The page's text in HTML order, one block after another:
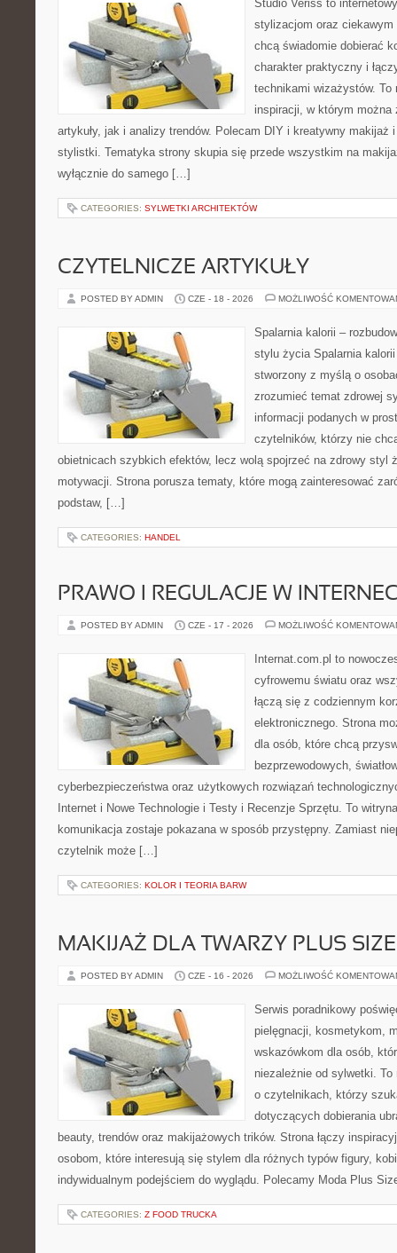
Studio Veriss to
stylizacjom oraz ciekawym
chcą świadomie dobierać
charakter praktyczny i
technikami wizażystów. To
inspiracji, w którym
artykuły, jak i analizy trendów. Polecam DIY i kreatywny makijaż
stylistki. Tematyka strony skupia się przede wszystkim na
wyłącznie do samego […]
CATEGORIES: SYLWETKI ARCHITEKTÓW
CZYTELNICZE ARTYKUŁY
POSTED BY ADMIN CZE - 18 - 2026 MOŻLIWOŚĆ
Spalarnia kalorii –
stylu życia Spalarnia
stworzony z myślą o
zrozumieć temat zdrowej
informacji podanych w
czytelników, którzy nie
obietnicach szybkich efektów, lecz wolą spojrzeć na zdrowy styl
motywacji. Strona porusza tematy, które mogą zainteresować
podstaw, […]
CATEGORIES: HANDEL
PRAWO I REGULACJE W
POSTED BY ADMIN CZE - 17 - 2026 MOŻLIWOŚĆ
Internat.com.pl to
cyfrowemu światu oraz
łączą się z codziennym
elektronicznego. Strona
dla osób, które chcą
bezprzewodowych,
cyberbezpieczeństwa oraz użytkowych rozwiązań
Internet i Nowe Technologie i Testy i Recenzje Sprzętu. To
komunikacja zostaje pokazana w sposób przystępny. Zamiast
czytelnik może […]
CATEGORIES: KOLOR I TEORIA BARW
MAKIJAŻ DLA TWARZY PLUS SIZE
POSTED BY ADMIN CZE - 16 - 2026 MOŻLIWOŚĆ
Serwis poradnikowy
pielęgnacji, kosmetykom,
wskazówkom dla osób,
niezależnie od sylwetki.
o czytelnikach, którzy
dotyczących dobierania
beauty, trendów oraz makijażowych trików. Strona łączy
osobom, które interesują się stylem dla różnych typów figury,
indywidualnym podejściem do wyglądu. Polecamy Moda Plus
CATEGORIES: Z FOOD TRUCKA